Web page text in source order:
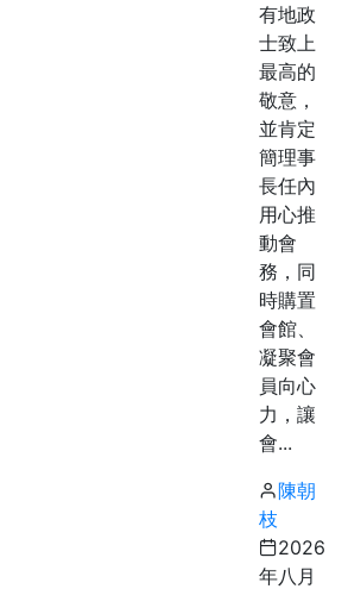
有地政
士致上
最高的
敬意，
並肯定
簡理事
長任內
用心推
動會
務，同
時購置
會館、
凝聚會
員向心
力，讓
會...
陳朝
枝
2026
年八月